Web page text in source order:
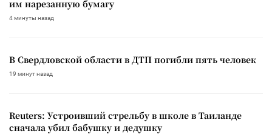
им нарезанную бумагу
4 минуты назад
В Свердловской области в ДТП погибли пять человек
19 минут назад
Reuters: Устроивший стрельбу в школе в Таиланде
сначала убил бабушку и дедушку